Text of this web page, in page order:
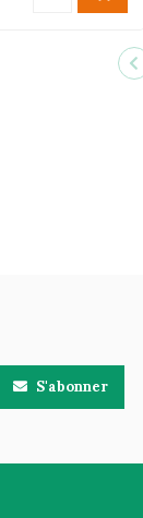
S'abonner